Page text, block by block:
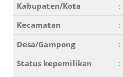
Kabupaten/Kota :
Kecamatan
:
Desa/Gampong
:
Status kepemilikan
: